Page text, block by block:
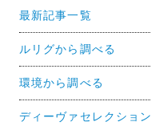
最新記事一覧
ルリグから調べる
環境から調べる
ディーヴァセレクション